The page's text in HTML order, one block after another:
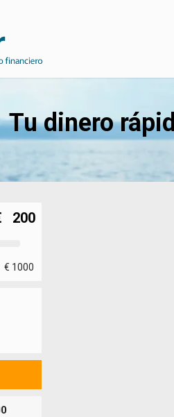
Tu dinero
200
€ 1000